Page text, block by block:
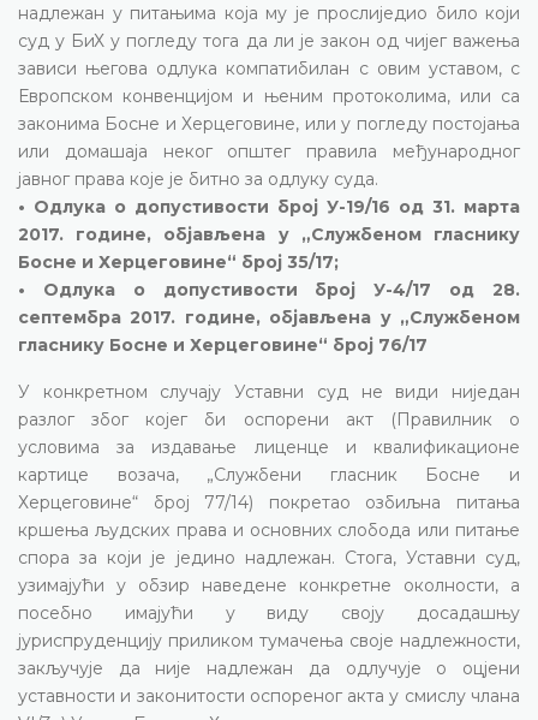
надлежан у питањима која му је прослиједио било који
суд у БиХ у погледу тога да ли је закон од чијег важења
зависи његова одлука компатибилан с овим уставом, с
Европском конвенцијом и њеним протоколима, или са
законима Босне и Херцеговине, или у погледу постојања
или домашаја неког општег правила међународног
јавног права које је битно за одлуку суда.
• Одлука о допустивости број У-19/16 од 31. марта
2017. године, објављена у „Службеном гласнику
Босне и Херцеговине“ број 35/17;
• Одлука о допустивости број У-4/17 од 28.
септембра 2017. године, објављена у „Службеном
гласнику Босне и Херцеговине“ број 76/17
У конкретном случају Уставни суд не види ниједан
разлог због којег би оспорени акт (Правилник о
условима за издавање лиценце и квалификационе
картице возача, „Службени гласник Босне и
Херцеговине“ број 77/14) покретао озбиљна питања
кршења људских права и основних слобода или питање
спора за који је једино надлежан. Стога, Уставни суд,
узимајући у обзир наведене конкретне околности, а
посебно имајући у виду своју досадашњу
јуриспруденцију приликом тумачења своје надлежности,
закључује да није надлежан да одлучује о оцјени
уставности и законитости оспореног акта у смислу члана